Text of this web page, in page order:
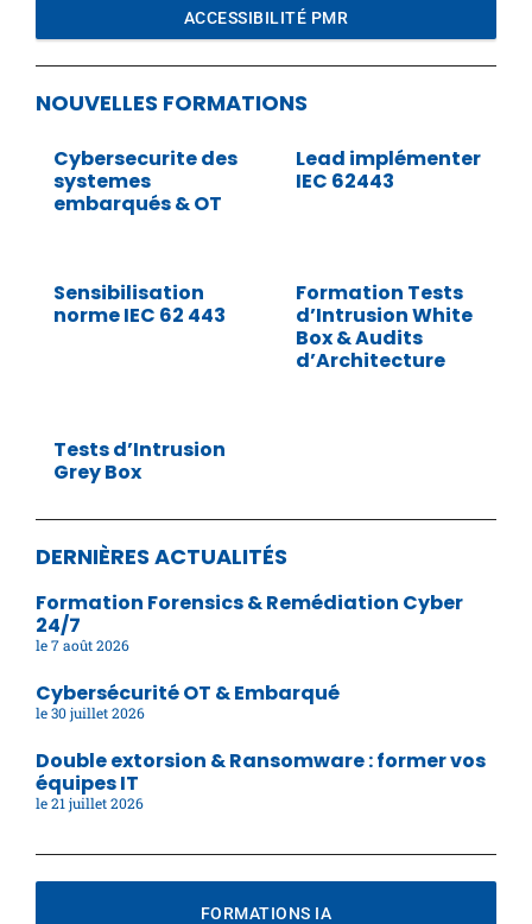
ACCESSIBILITÉ PMR
NOUVELLES FORMATIONS
Cybersecurite des
systemes
embarqués & OT
Lead implémenter
IEC 62443
Sensibilisation
norme IEC 62 443
Formation Tests
d’Intrusion White
Box & Audits
d’Architecture
Tests d’Intrusion
Grey Box
DERNIÈRES ACTUALITÉS
Formation Forensics & Remédiation Cyber
24/7
7 août 2026
Cybersécurité OT & Embarqué
30 juillet 2026
Double extorsion & Ransomware : former vos
équipes IT
21 juillet 2026
FORMATIONS IA